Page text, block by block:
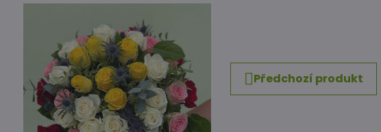
Předchozí produkt